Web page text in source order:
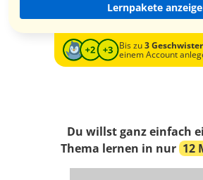
Lernpakete
Bis zu3
einem Account
Du willst ganz einfach
Thema lernen in nur 12